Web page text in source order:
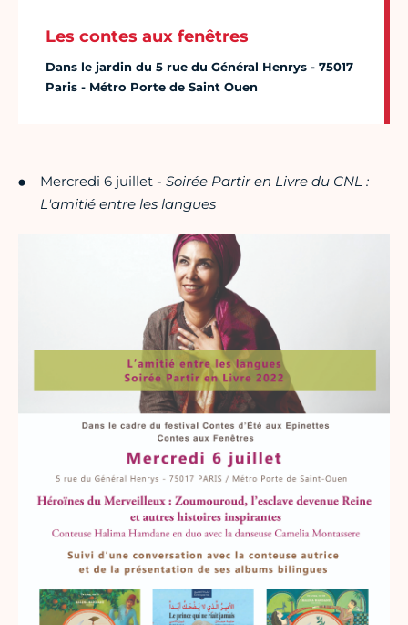
Les contes aux fenêtres
Dans le jardin du 5 rue du Général Henrys - 75017
Paris - Métro Porte de Saint Ouen
Mercredi 6 juillet - Soirée Partir en Livre du CNL :
L'amitié entre les langues